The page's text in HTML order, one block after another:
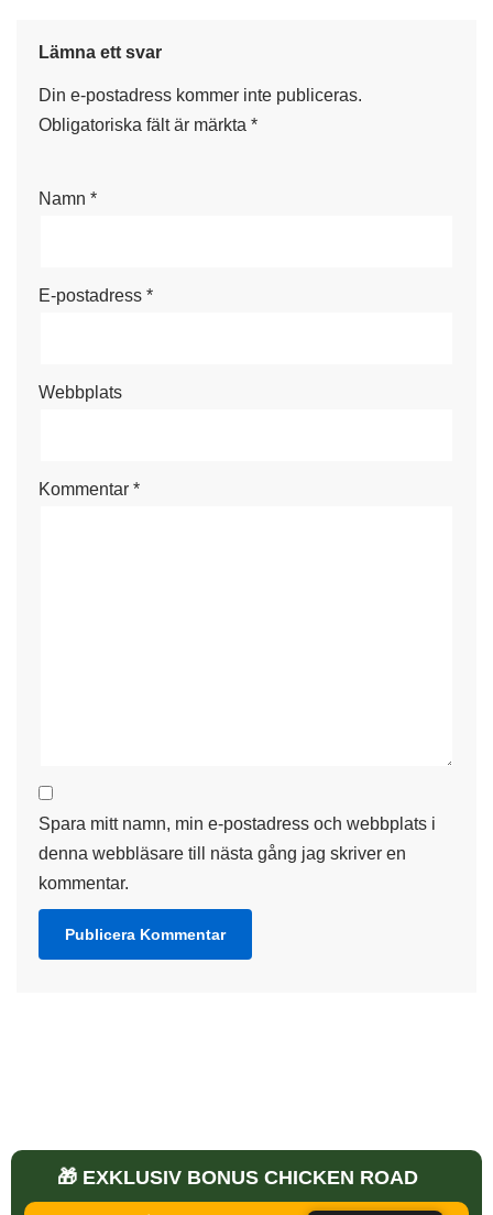
Lämna ett svar
Din e-postadress kommer inte publiceras.
Obligatoriska fält är märkta *
Namn *
E-postadress *
Webbplats
Kommentar *
Spara mitt namn, min e-postadress och webbplats i
denna webbläsare till nästa gång jag skriver en
kommentar.
Chicken Road Black Friday - Bästa Bonusar (2026)
🎁 EXKLUSIV BONUS CHICKEN ROAD